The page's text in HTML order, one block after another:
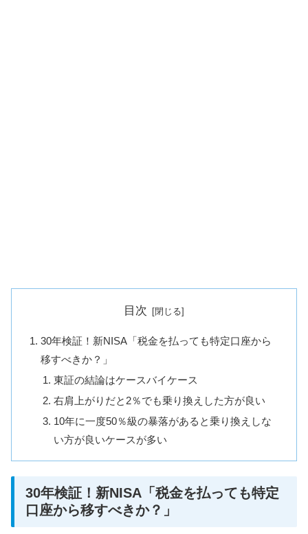
目次
30年検証！新NISA「税金を払っても特定口座から
移すべきか？」
東証の結論はケースバイケース
右肩上がりだと2％でも乗り換えした方が良い
10年に一度50％級の暴落があると乗り換えしな
い方が良いケースが多い
30年検証！新NISA「税金を払っても特定
口座から移すべきか？」